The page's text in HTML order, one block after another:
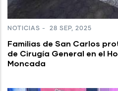
NOTICIAS - 28 SEP, 2025
Familias de San Carlos
de Cirugía General en el
Moncada